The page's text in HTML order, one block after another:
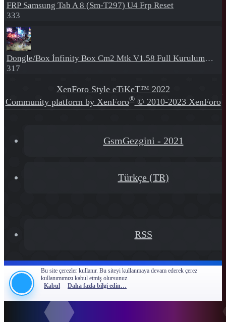
FRP Samsung Tab A 8 (Sm-T297) U4 Frp Reset
333
Dongle/Box İnfinity Box Cm2 Mtk V1.58 Full Kurulum+Crack
317
XenForo Style eTiKeT™ 2022
Community platform by XenForo® © 2010-2023 XenForo
GsmGezgini - 2021
Türkçe (TR)
RSS
Bu site çerezler kullanır. Bu siteyi kullanmaya devam ederek çerez
kullanımımızı kabul etmiş olursunuz.
Kabul
Daha fazla bilgi edin…